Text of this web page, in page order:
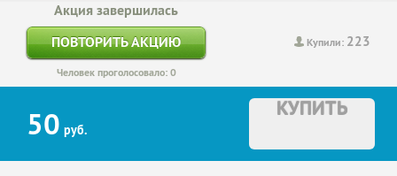
Купили: 223
Акция завершилась
ПОВТОРИТЬ АКЦИЮ
Человек проголосовало: 0
50 руб.
КУПИТЬ